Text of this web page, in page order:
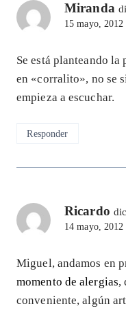
Miranda
15 mayo, 2012
Se está planteando
en «corralito», no se
empieza a escuchar.
Responder
Ricardo
14 mayo, 2012
Miguel, andamos en
momento de alergias,
conveniente, algún